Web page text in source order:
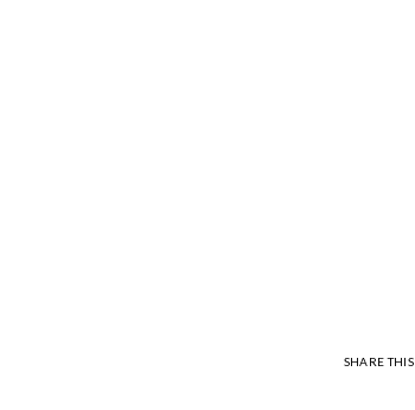
SHARE THIS